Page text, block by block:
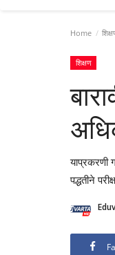
Home
शिक्षण
याप्रकरणी
पद्धतीने